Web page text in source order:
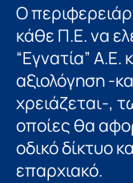
Ο
κάθε Π.Ε. να
“Εγνατία” Α.Ε.
αξιολόγηση -
χρειάζεται-,
οποίες θα
οδικό δίκτυο
επαρχιακό.